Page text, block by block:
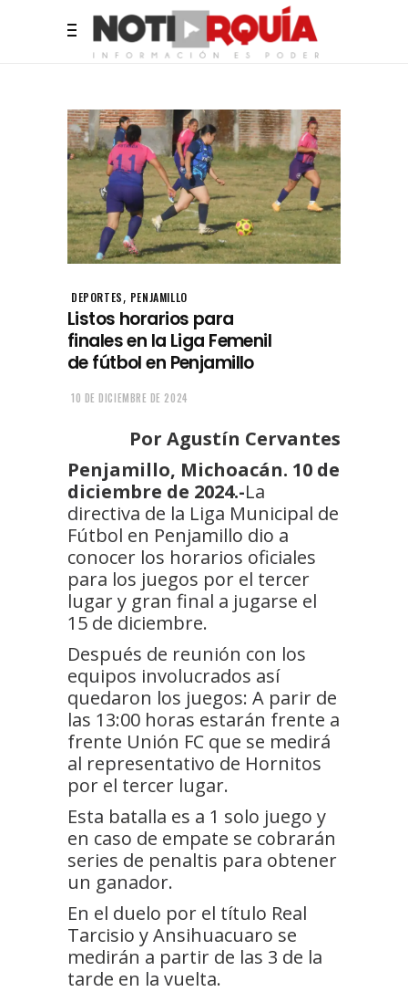
DEPORTES, PENJAMILLO
Listos horarios para
finales en la Liga Femenil
de fútbol en Penjamillo
10 DE DICIEMBRE DE 2024
Por Agustín Cervantes
Penjamillo, Michoacán. 10 de
diciembre de 2024.-La
directiva de la Liga Municipal de
Fútbol en Penjamillo dio a
conocer los horarios oficiales
para los juegos por el tercer
lugar y gran final a jugarse el
15 de diciembre.
Después de reunión con los
equipos involucrados así
quedaron los juegos: A parir de
las 13:00 horas estarán frente a
frente Unión FC que se medirá
al representativo de Hornitos
por el tercer lugar.
Esta batalla es a 1 solo juego y
en caso de empate se cobrarán
series de penaltis para obtener
un ganador.
En el duelo por el título Real
Tarcisio y Ansihuacuaro se
medirán a partir de las 3 de la
tarde en la vuelta.